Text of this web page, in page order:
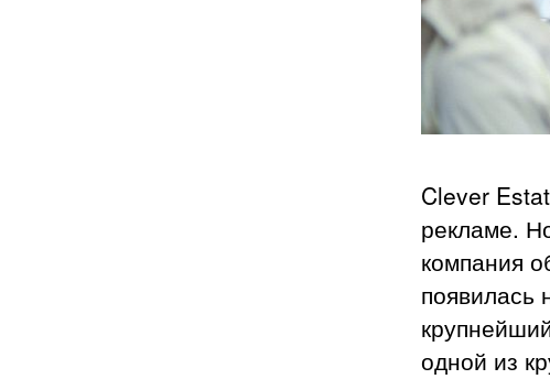
Clever
рекламе.
компания
появилась
одной из